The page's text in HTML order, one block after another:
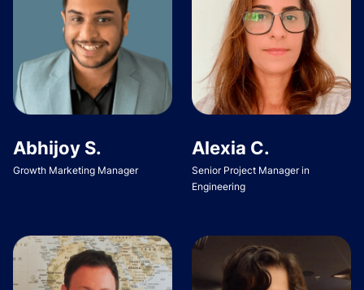
Abhijoy S.
Growth Marketing Manager
Alexia C.
Senior Project Manager in
Engineering